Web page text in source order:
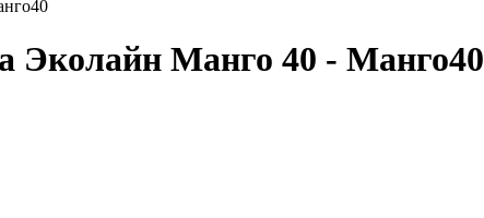
Эколайн Манго 40 - Манго40